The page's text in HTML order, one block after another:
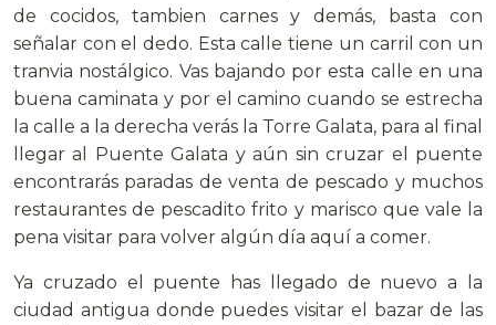
de cocidos, tambien carnes y demás, basta con
señalar con el dedo. Esta calle tiene un carril con un
tranvia nostálgico. Vas bajando por esta calle en una
buena caminata y por el camino cuando se estrecha
la calle a la derecha verás la Torre Galata, para al final
llegar al Puente Galata y aún sin cruzar el puente
encontrarás paradas de venta de pescado y muchos
restaurantes de pescadito frito y marisco que vale la
pena visitar para volver algún día aquí a comer.
Ya cruzado el puente has llegado de nuevo a la
ciudad antigua donde puedes visitar el bazar de las